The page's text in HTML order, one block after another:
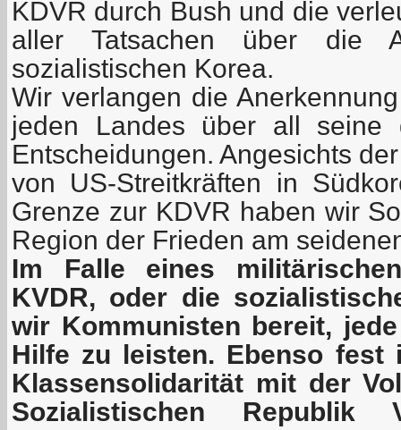
KDVR durch Bush und die
aller Tatsachen über die
sozialistischen Korea.
Wir verlangen die
jeden Landes über all seine
Entscheidungen. Angesichts
von US-Streitkräften in
Grenze zur KDVR haben wir
Region der Frieden am
Im Falle eines
KVDR, oder die
wir Kommunisten bereit,
Hilfe zu leisten. Ebenso fest
Klassensolidarität mit der
Sozialistischen